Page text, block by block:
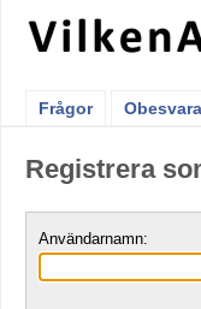
Frågor
Registrera
Användarnamn: